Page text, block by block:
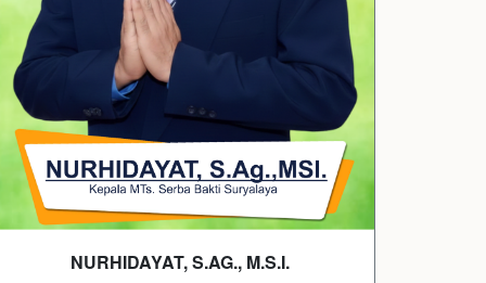
NURHIDAYAT, S.AG., M.S.I.